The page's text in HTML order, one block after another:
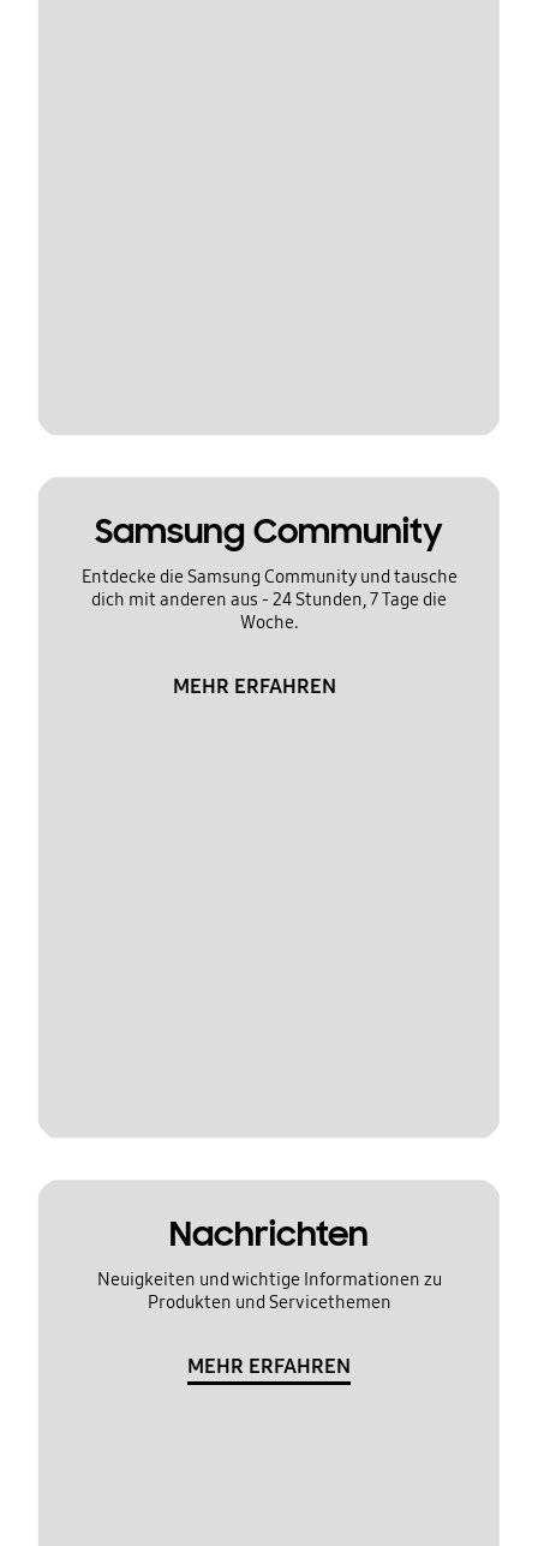
Samsung Community
Entdecke die Samsung Community und tausche
dich mit anderen aus - 24 Stunden, 7 Tage die
Woche.
MEHR ERFAHREN
Nachrichten
Neuigkeiten und wichtige Informationen zu
Produkten und Servicethemen
MEHR ERFAHREN